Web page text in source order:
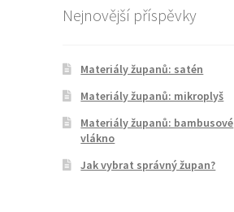
Nejnovější příspěvky
Materiály županů: satén
Materiály županů: mikroplyš
Materiály županů: bambusové
vlákno
Jak vybrat správný župan?